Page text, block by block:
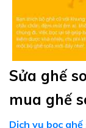
Sửa ghế
mua ghế
Dịch vụ bọc